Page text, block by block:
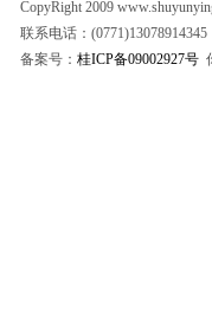
CopyRight 2009
联系电话：
备案号： 桂ICP备09002927号